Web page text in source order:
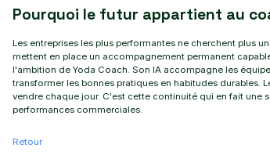
Pourquoi le futur appartient au
Les entreprises les plus performantes ne cherchent plus
mettent en place un accompagnement permanent
l'ambition de Yoda Coach. Son IA accompagne les
transformer les bonnes pratiques en habitudes durables.
vendre chaque jour. C'est cette continuité qui en fait
performances commerciales.
Retour